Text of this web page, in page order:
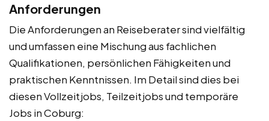
Anforderungen
Die Anforderungen an Reiseberater sind vielfältig
und umfassen eine Mischung aus fachlichen
Qualifikationen, persönlichen Fähigkeiten und
praktischen Kenntnissen. Im Detail sind dies bei
diesen Vollzeitjobs, Teilzeitjobs und temporäre
Jobs in Coburg: